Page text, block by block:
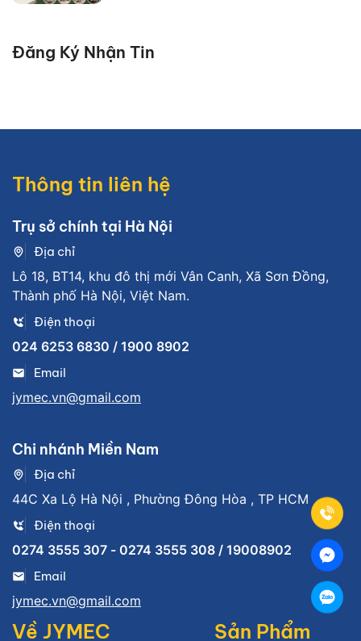
Đăng Ký Nhận Tin
Thông tin liên hệ
Trụ sở chính tại Hà Nội
Địa chỉ
Lô 18, BT14, khu đô thị mới Vân Canh, Xã Sơn Đồng,
Thành phố Hà Nội, Việt Nam.
Điện thoại
024 6253 6830 / 1900 8902
Email
jymec.vn@gmail.com
Chi nhánh Miền Nam
Địa chỉ
44C Xa Lộ Hà Nội , Phường Đông Hòa , TP HCM
Điện thoại
0274 3555 307 - 0274 3555 308 / 19008902
Email
jymec.vn@gmail.com
Về JYMEC Sản Phẩm